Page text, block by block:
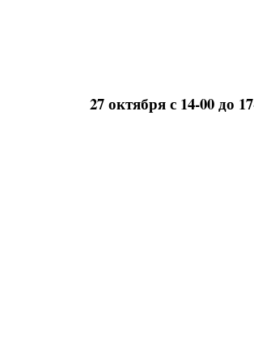
27 октября с 14-00 до